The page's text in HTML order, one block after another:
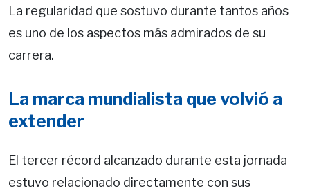
La regularidad que sostuvo durante tantos años
es uno de los aspectos más admirados de su
carrera.
La marca mundialista que volvió a
extender
El tercer récord alcanzado durante esta jornada
estuvo relacionado directamente con sus